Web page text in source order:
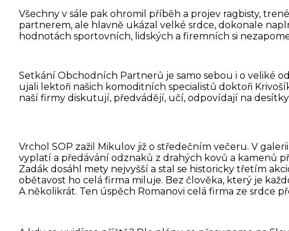
Všechny v sále pak ohromil příběh a projev ragbisty,
partnerem, ale hlavně ukázal velké srdce, dokonale
hodnotách sportovních, lidských a firemních si
Setkání Obchodních Partnerů je samo sebou i o veliké
ujali lektoři našich komoditních specialistů doktoři
naší firmy diskutují, předvádějí, učí, odpovídají na
Vrchol SOP zažil Mikulov již o středečním večeru. V
vyplatí a předávání odznaků z drahých kovů a kamenů
Zadák dosáhl mety nejvyšší a stal se historicky třetím
obětavost ho celá firma miluje. Bez člověka, který je
A několikrát. Ten úspěch Romanovi celá firma ze srdce